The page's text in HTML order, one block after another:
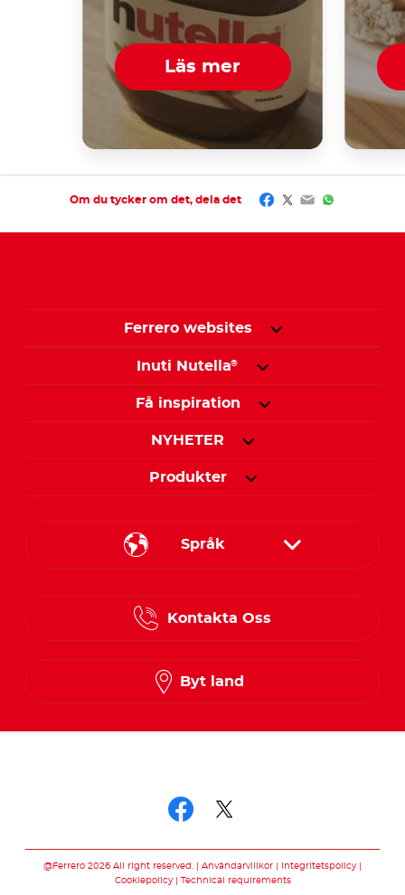
Läs mer
Om du tycker om det, dela det Facebook
Twitter
EmailWhatsApp
Ferrero websites
Inuti Nutella®
Få inspiration
NYHETER
Produkter
Språk
Norwegian
Kontakta Oss
Byt land
@Ferrero 2026 All right reserved. Användarvillkor
Integritetspolicy
Cookiepolicy
Technical requirements